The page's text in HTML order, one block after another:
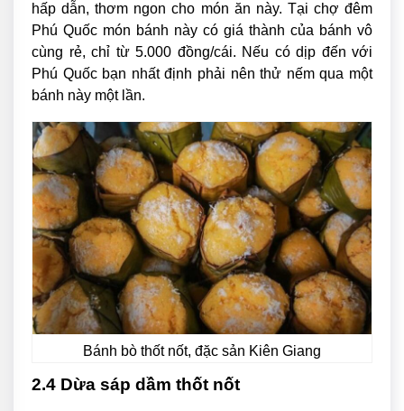
hấp dẫn, thơm ngon cho món ăn này. Tại chợ đêm
Phú Quốc món bánh này có giá thành của bánh vô
cùng rẻ, chỉ từ 5.000 đồng/cái. Nếu có dịp đến với
Phú Quốc bạn nhất định phải nên thử nếm qua một
bánh này một lần.
Bánh bò thốt nốt, đặc sản Kiên Giang
2.4 Dừa sáp dầm thốt nốt